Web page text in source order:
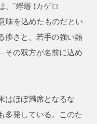
、"蜉蝣 (カゲロ
味を込めたものだとい
儚さと、若手の強い熱
その双方が名前に込め
はほぼ満席となるな
多発している。このた